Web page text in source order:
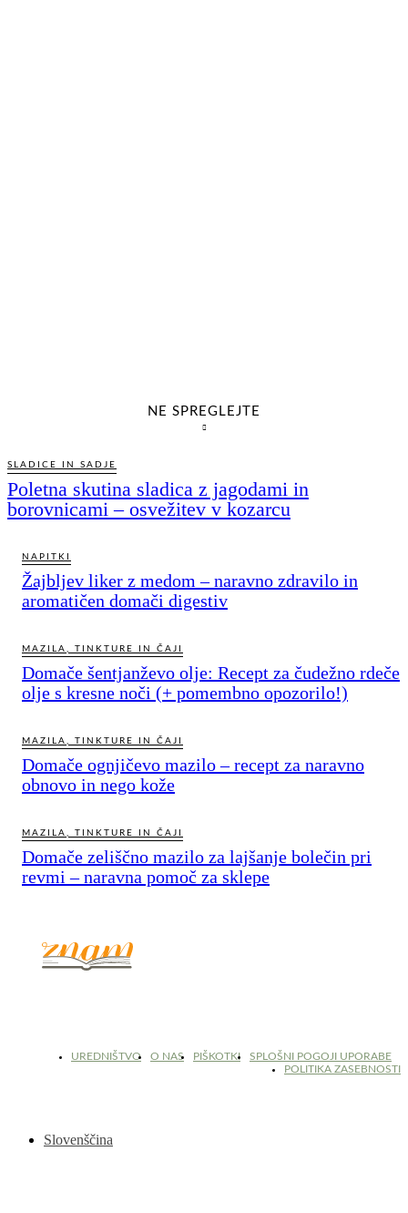
NE SPREGLEJTE
SLADICE IN SADJE
Poletna skutina sladica z jagodami in
borovnicami – osvežitev v kozarcu
NAPITKI
Žajbljev liker z medom – naravno zdravilo in
aromatičen domači digestiv
MAZILA, TINKTURE IN ČAJI
Domače šentjanževo olje: Recept za čudežno rdeče
olje s kresne noči (+ pomembno opozorilo!)
MAZILA, TINKTURE IN ČAJI
Domače ognjičevo mazilo – recept za naravno
obnovo in nego kože
MAZILA, TINKTURE IN ČAJI
Domače zeliščno mazilo za lajšanje bolečin pri
revmi – naravna pomoč za sklepe
UREDNIŠTVO O NAS PIŠKOTKI
SPLOŠNI POGOJI UPORABE
POLITIKA ZASEBNOSTI
Slovenščina